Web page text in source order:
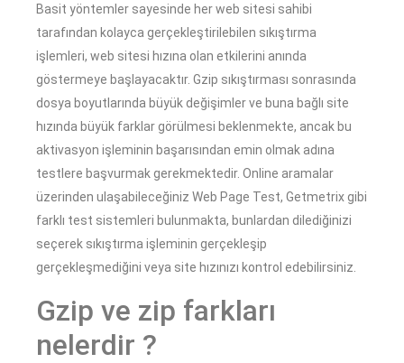
Basit yöntemler sayesinde her web sitesi sahibi
tarafından kolayca gerçekleştirilebilen sıkıştırma
işlemleri, web sitesi hızına olan etkilerini anında
göstermeye başlayacaktır. Gzip sıkıştırması sonrasında
dosya boyutlarında büyük değişimler ve buna bağlı site
hızında büyük farklar görülmesi beklenmekte, ancak bu
aktivasyon işleminin başarısından emin olmak adına
testlere başvurmak gerekmektedir. Online aramalar
üzerinden ulaşabileceğiniz Web Page Test, Getmetrix gibi
farklı test sistemleri bulunmakta, bunlardan dilediğinizi
seçerek sıkıştırma işleminin gerçekleşip
gerçekleşmediğini veya site hızınızı kontrol edebilirsiniz.
Gzip ve zip farkları
nelerdir ?